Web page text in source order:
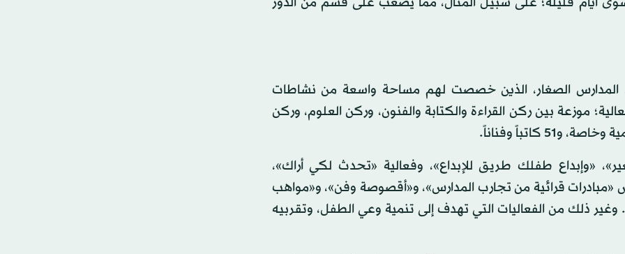
الصغار، الذين خصصت لهم مساحة واسعة من نشاطات
وندواته الثقافية وورشاته، وصلت إلى نحو 166 فعالية؛ موزعة بين ركن القراءة والكتابة والفنون، وركن العلوم، وركن
«وإبداع طفلك طريق للإبداع»، وفعالية «تحدث لكي أراك»،
قرائية من تجارب المدارس»، و«أقصوصة وفن»، و«مواهب
وغير ذلك من الفعاليات التي تهدف إلى تنمية وعي الطفل، وتقربيه